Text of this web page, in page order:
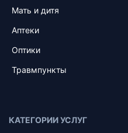
Мать и дитя
Аптеки
Оптики
Травмпункты
КАТЕГОРИИ УСЛУГ